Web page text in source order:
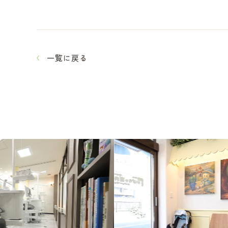
一覧に戻る